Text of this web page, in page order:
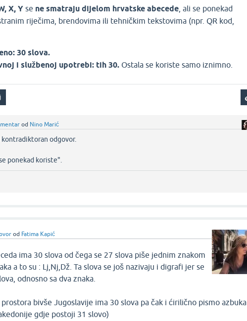
X, Y se ne smatraju dijelom hrvatske abecede , ali se ponekad
riječima, brendovima ili tehničkim tekstovima (npr. QR kod,
30 slova.
i službenoj upotrebi: tih 30. Ostala se koriste samo iznimno.
od Nino Marić
odgovor.
ponekad koriste".‌
od Fatima Kapić
ima 30 slova od čega se 27 slova piše jednim znakom
a to su : Lj,Nj,Dž. Ta slova se još nazivaju i digrafi jer se
odnosno sa dva znaka.
prostora bivše Jugoslavije ima 30 slova pa čak i ćirilično pismo azbuka
gdje postoji 31 slovo)